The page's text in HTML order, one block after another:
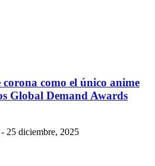
como el único anime
Global Demand Awards
- 25 diciembre, 2025